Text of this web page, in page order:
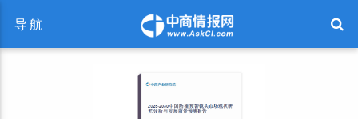
导航